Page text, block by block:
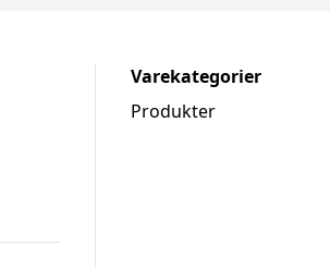
Varekategorier
Produkter